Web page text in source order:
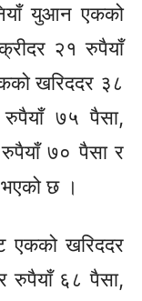
युआन एकको
२१ रुपैयाँ
खरिददर ३८
७५ पैसा,
७० पैसा र
छ ।
एकको खरिददर
रुपैयाँ ६८ पैसा,